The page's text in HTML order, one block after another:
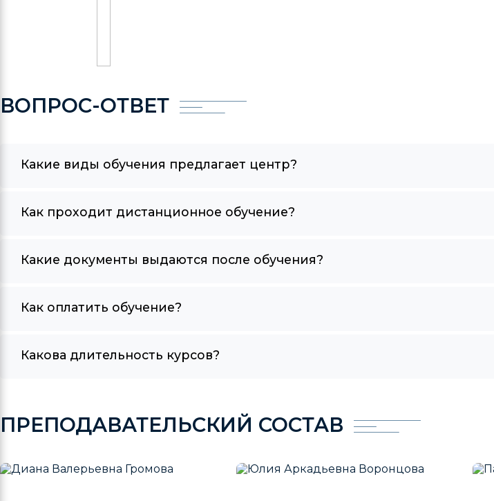
ВОПРОС-ОТВЕТ
Какие виды обучения предлагает центр?
Как проходит дистанционное обучение?
Какие документы выдаются после обучения?
Как оплатить обучение?
Какова длительность курсов?
ПРЕПОДАВАТЕЛЬСКИЙ СОСТАВ